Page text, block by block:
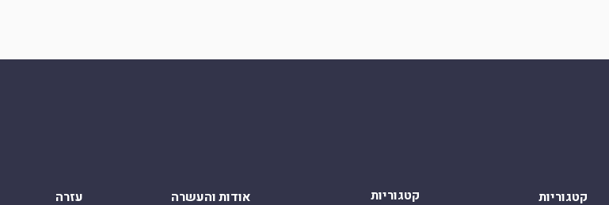
קטגוריות
קטגוריות
אודות והעשרה עזרה